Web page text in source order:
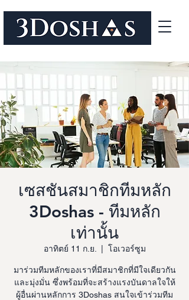
เซสชันสมาชิกทีมหลัก
3Doshas - ทีมหลัก
เท่านั้น
อาทิตย์ 11 ก.ย. โอเวอร์ซูม
มาร่วมทีมหลักของเราที่มีสมาชิกที่มีใจเดียวกัน
และมุ่งมั่น ซึ่งพร้อมที่จะสร้างแรงบันดาลใจให้
ผู้อื่นผ่านหลักการ 3Doshas สนใจเข้าร่วมทีม